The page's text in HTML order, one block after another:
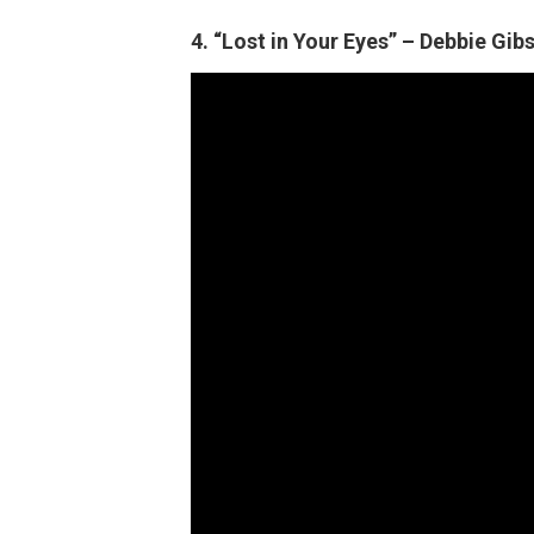
4. “Lost in Your Eyes” – Debbie